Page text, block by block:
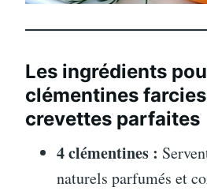
Les ingrédients
clémentines
crevettes parfaites
4 clémentines :
naturels parfumés et